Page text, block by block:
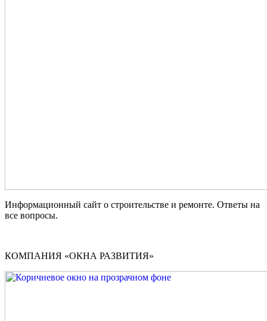
Информационный сайт о строительстве и ремонте. Ответы на
все вопросы.
КОМПАНИЯ «ОКНА РАЗВИТИЯ»